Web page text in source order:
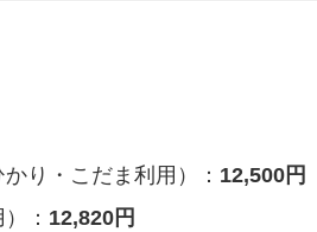
り・こだま利用）： 12,500円
： 12,820円